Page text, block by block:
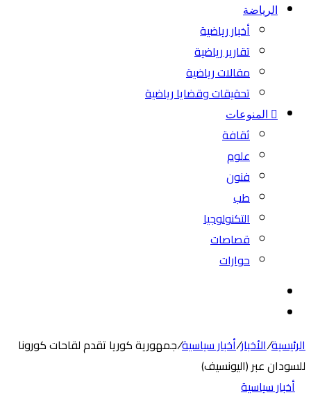
الرياضة
أخبار رياضية
تقارير رياضية
مقالات رياضية
تحقيقات وقضايا رياضية
المنوعات
ثقافة
علوم
فنون
طب
التكنولوجيا
قصاصات
حوارات
الرئيسية/الأخبار/أخبار سياسية/جمهورية كوريا تقدم لقاحات كورونا
للسودان عبر (اليونسيف)
أخبار سياسية